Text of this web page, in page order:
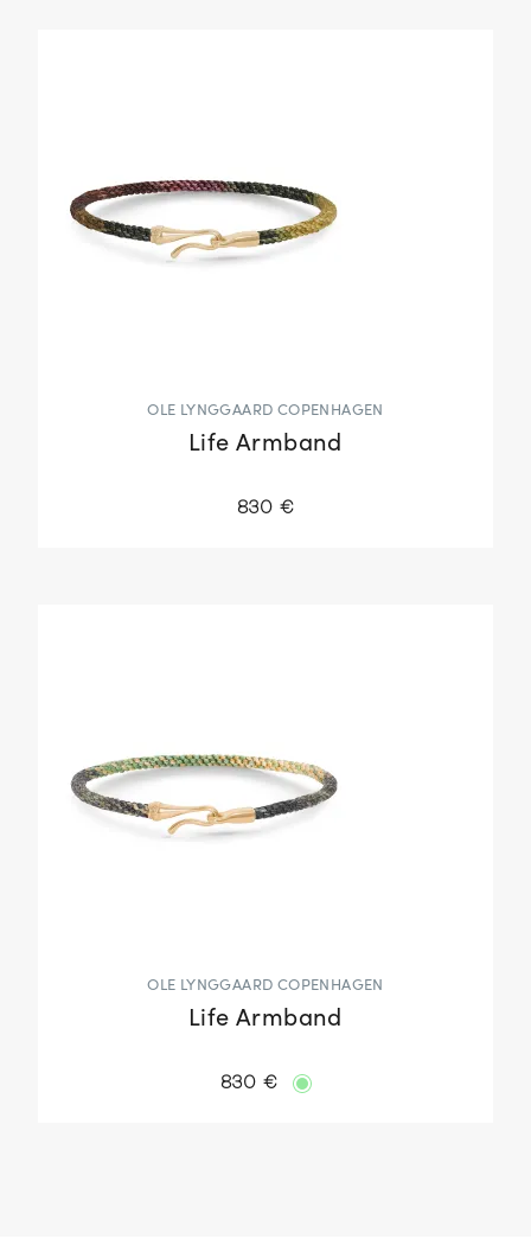
OLE LYNGGAARD COPENHAGEN
Life Armband
830 €
OLE LYNGGAARD COPENHAGEN
Life Armband
830 €